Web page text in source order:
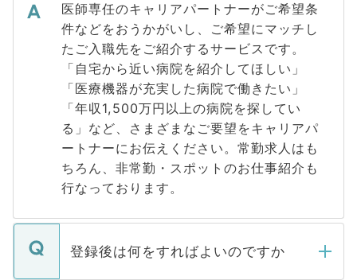
医師専任のキャリアパートナーがご希望条
件などをおうかがいし、ご希望にマッチし
たご入職先をご紹介するサービスです。
「自宅から近い病院を紹介してほしい」
「医療機器が充実した病院で働きたい」
「年収1,500万円以上の病院を探してい
る」など、さまざまなご要望をキャリアパ
ートナーにお伝えください。常勤求人はも
ちろん、非常勤・スポットのお仕事紹介も
行なっております。
登録後は何をすればよいのですか